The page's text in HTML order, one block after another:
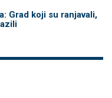
Grad koji su ranjavali,